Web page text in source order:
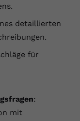
detaillierten
für
:
mit